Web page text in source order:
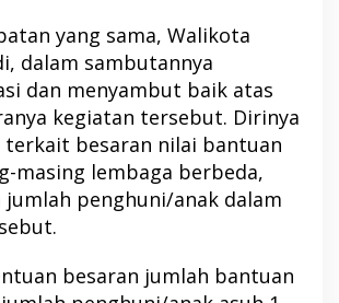
yang sama, Walikota
dalam sambutannya
dan menyambut baik atas
kegiatan tersebut. Dirinya
terkait besaran nilai bantuan
masing lembaga berbeda,
jumlah penghuni/anak dalam
besaran jumlah bantuan